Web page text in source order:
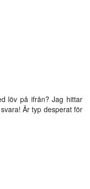
löv på ifrån? Jag hittar
Är typ desperat för